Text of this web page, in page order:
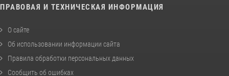
ПРАВОВАЯ И ТЕХНИЧЕСКАЯ ИНФОРМАЦИЯ
О сайте
Об использовании информации сайта
Правила обработки персональных данных
Сообщить об ошибках